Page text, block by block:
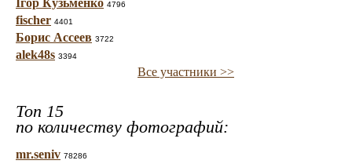
Ігор Кузьменко 4796
fischer 4401
Борис Ассеев 3722
alek48s 3394
Все участники >>
Топ 15
по количеству фотографий:
mr.seniv 78286